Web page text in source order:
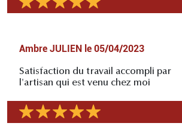
Ambre JULIEN le 05/04/2023
Satisfaction du travail accompli par
l'artisan qui est venu chez moi